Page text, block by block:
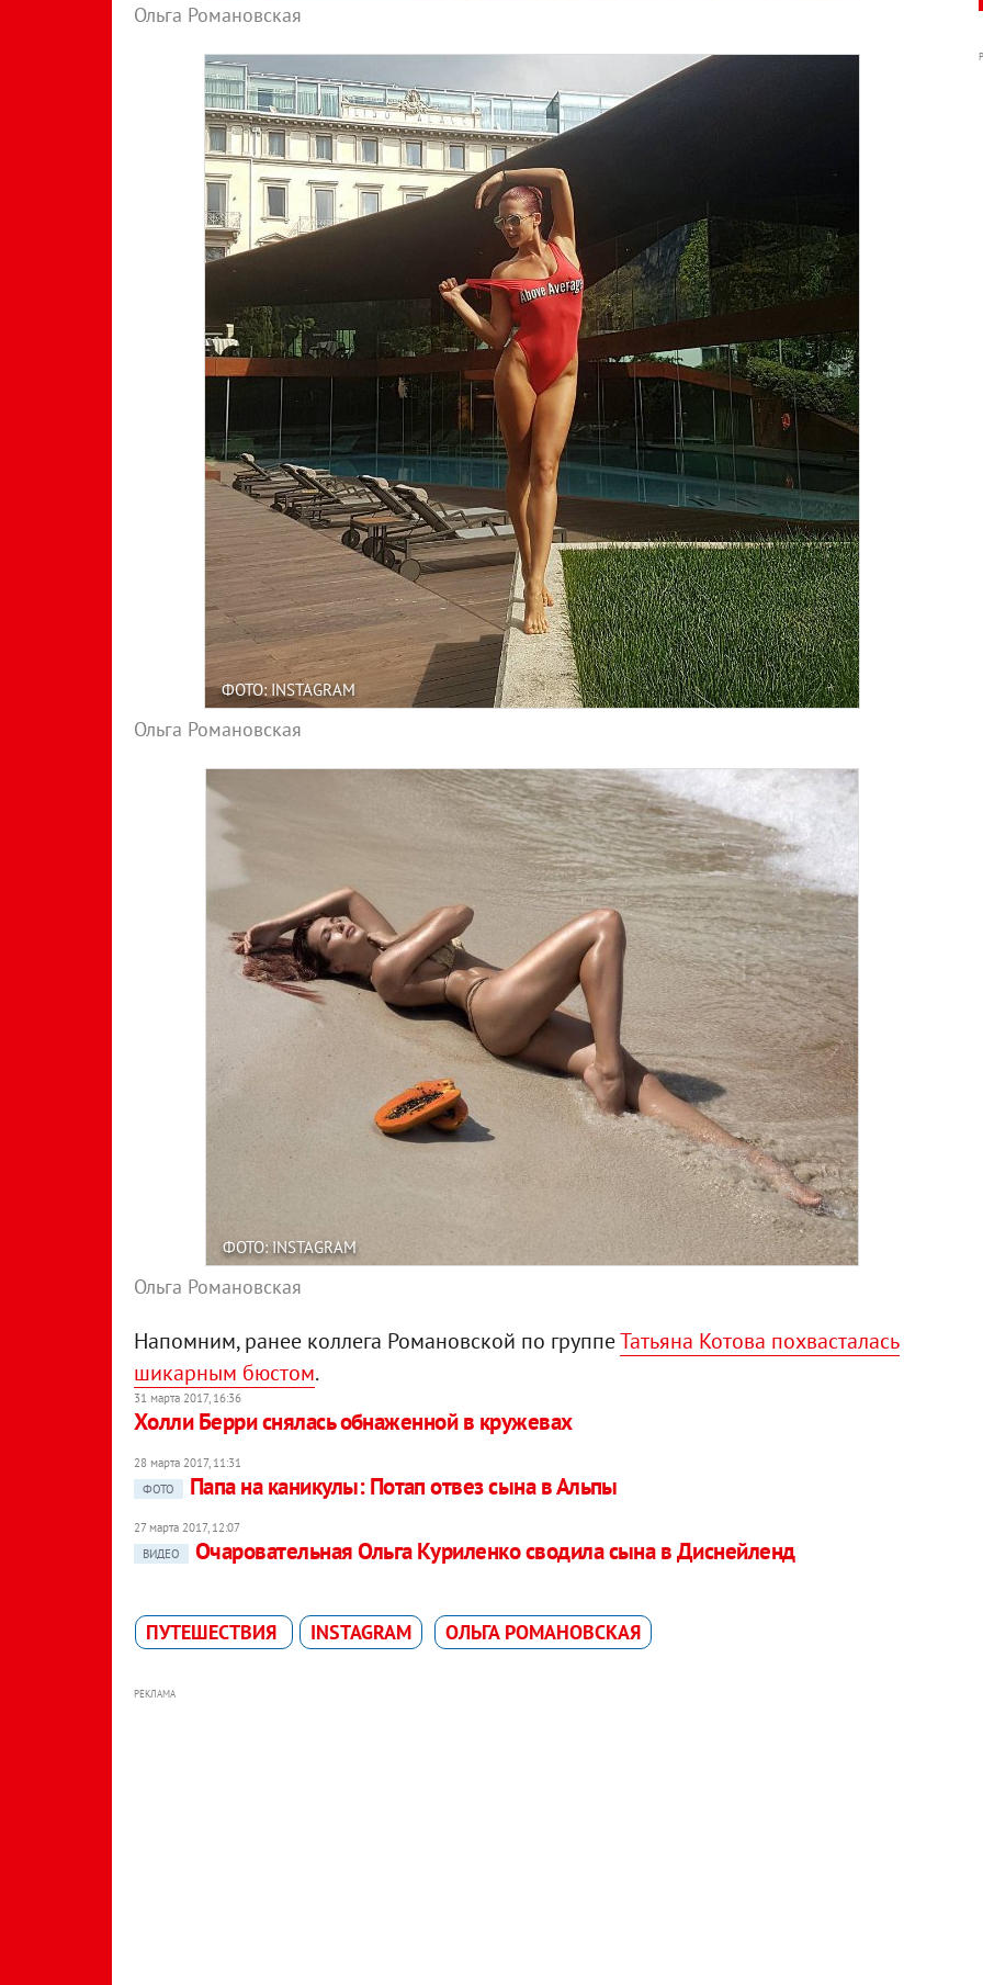
Ольга Романовская
ФОТО: INSTAGRAM
Ольга Романовская
ФОТО: INSTAGRAM
Ольга Романовская
Напомним, ранее коллега Романовской по группеТатьяна Котова похвасталась
шикарным бюстом.
31 марта 2017, 16:36
Холли Берри снялась обнаженной в кружевах
28 марта 2017, 11:31
ФОТО
Папа на каникулы: Потап отвез сына в Альпы
27 марта 2017, 12:07
ВИДЕО
Очаровательная Ольга Куриленко сводила сына в Диснейленд
ПУТЕШЕСТВИЯ INSTAGRAM ОЛЬГА РОМАНОВСКАЯ
РЕКЛАМА